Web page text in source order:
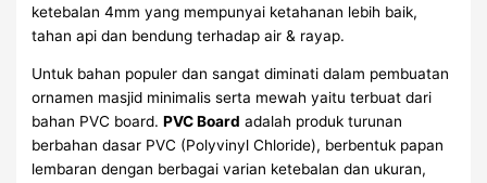
ketebalan 4mm yang mempunyai ketahanan lebih baik,
tahan api dan bendung terhadap air & rayap.
Untuk bahan populer dan sangat diminati dalam pembuatan
ornamen masjid minimalis serta mewah yaitu terbuat dari
bahan PVC board.PVC Board adalah produk turunan
berbahan dasar PVC (Polyvinyl Chloride), berbentuk papan
lembaran dengan berbagai varian ketebalan dan ukuran,